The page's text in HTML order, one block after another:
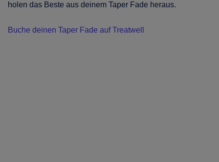
holen das Beste aus deinem Taper Fade heraus.
Buche deinen Taper Fade auf Treatwell